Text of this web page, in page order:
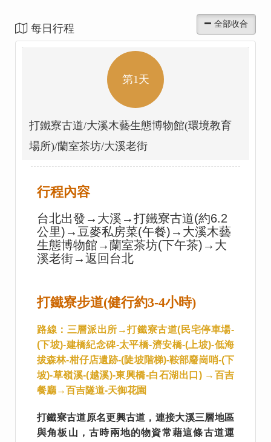
每日行程
第1天
打鐵寮古道/大溪木藝生態博物館(環境教育
場所)/蘭室茶坊/大溪老街
行程內容
台北出發→大溪→打鐵寮古道(約6.2
公里)→豆麥私房菜(午餐)→大溪木藝
生態博物館→蘭室茶坊(下午茶)→大
溪老街→返回台北
打鐵寮步道(健行約3-4小時)
路線：三層派出所→打鐵寮古道(民宅停車場-
(下坡)-建橋紀念碑-太平橋-濟安橋-(上坡)-低海
拔森林-柑仔店遺跡-(陡坡階梯)-鞍部廢崗哨-(下
坡)-草嶺溪-(越溪)-東興橋-白石湖出口) →百吉
餐廳→百吉隧道-天御花園
打鐵寮古道原名更興古道，連接大溪三層地區
與角板山，古時兩地的物資常藉這條古道運